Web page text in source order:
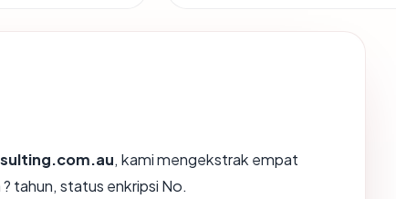
, kami mengekstrak empat
tahun, status enkripsi No.